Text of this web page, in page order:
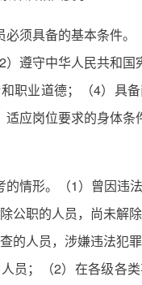
必须具备的基本条件。
遵守中华人民共和国
职业道德；（4）具
适应岗位要求的身体条
的情形。（1）曾因违
公职的人员，尚未解
的人员，涉嫌违法犯
员；（2）在各级各